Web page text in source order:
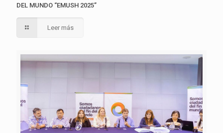
DEL MUNDO “EMUSH 2025”
Leer más